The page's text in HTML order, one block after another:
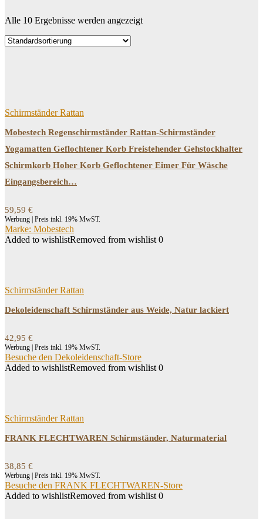
Dein Budget
Price filter
Alle 10 Ergebnisse werden angezeigt
Schirmständer Rattan
Mobestech Regenschirmständer Rattan-Schirmständer
Yogamatten Geflochtener Korb Freistehender Gehstockhalter
Schirmkorb Hoher Korb Geflochtener Eimer Für Wäsche
Eingangsbereich…
59,59 €
Werbung | Preis inkl. 19% MwST.
Marke: Mobestech
Added to wishlistRemoved from wishlist 0
Schirmständer Rattan
Dekoleidenschaft Schirmständer aus Weide, Natur lackiert
42,95 €
Werbung | Preis inkl. 19% MwST.
Besuche den Dekoleidenschaft-Store
Added to wishlistRemoved from wishlist 0
Schirmständer Rattan
FRANK FLECHTWAREN Schirmständer, Naturmaterial
38,85 €
Werbung | Preis inkl. 19% MwST.
Besuche den FRANK FLECHTWAREN-Store
Added to wishlistRemoved from wishlist 0